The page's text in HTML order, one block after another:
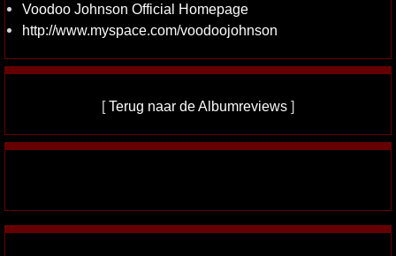
Voodoo Johnson Official Homepage
http://www.myspace.com/voodoojohnson
[Terug naar de Albumreviews ]